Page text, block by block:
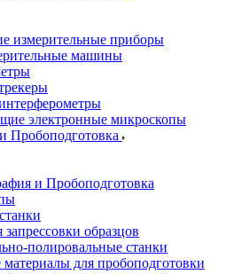
измерительные приборы
машины
электронные микроскопы
Пробоподготовка
и Пробоподготовка
запрессовки образцов
полировальные станки
материалы для пробоподготовки